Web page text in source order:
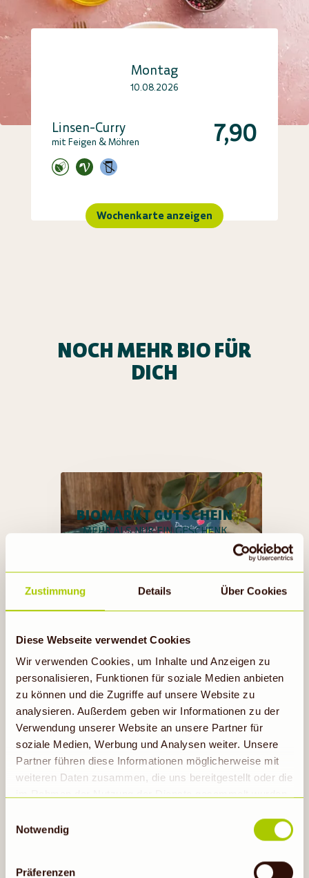
Zustimmung Details Über Cookies
Diese Webseite verwendet Cookies
Wir verwenden Cookies, um Inhalte und Anzeigen zu
personalisieren, Funktionen für soziale Medien anbieten
zu können und die Zugriffe auf unsere Website zu
analysieren. Außerdem geben wir Informationen zu der
Verwendung unserer Website an unsere Partner für
soziale Medien, Werbung und Analysen weiter. Unsere
Partner führen diese Informationen möglicherweise mit
weiteren Daten zusammen, die uns bereitgestellt oder die
erhobenen Daten in den USA durch Google: Unsere
Informationen hierzu findest du unter Datenschutz. Indem
Notwendig
Präferenzen
Montag
10.08.2026
Linsen-Curry
mit Feigen & Möhren 7,90
Wochenkarte anzeigen
NOCH MEHR BIO FÜR
DICH
BIOMARKT GUTSCHEIN
MEHR ALS NUR EIN GESCHENK
So geht's
TOO GOOD TO GO